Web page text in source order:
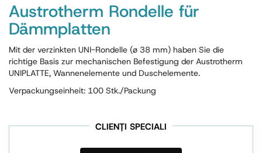
Austrotherm Rondelle für
Dämmplatten
Mit der verzinkten UNI-Rondelle (ø 38 mm) haben Sie die
richtige Basis zur mechanischen Befestigung der Austrotherm
UNIPLATTE, Wannenelemente und Duschelemente.
Verpackungseinheit: 100 Stk./Packung
CLIENȚI SPECIALI